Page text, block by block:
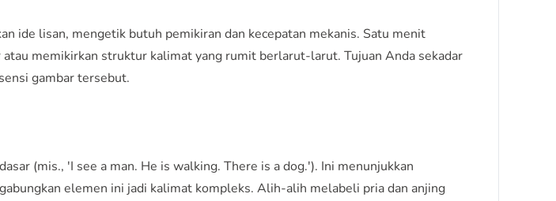
ide lisan, mengetik butuh pemikiran dan kecepatan mekanis. Satu menit
memikirkan struktur kalimat yang rumit berlarut-larut. Tujuan Anda sekadar
gambar tersebut.
(mis., 'I see a man. He is walking. There is a dog.'). Ini menunjukkan
elemen ini jadi kalimat kompleks. Alih-alih melabeli pria dan anjing